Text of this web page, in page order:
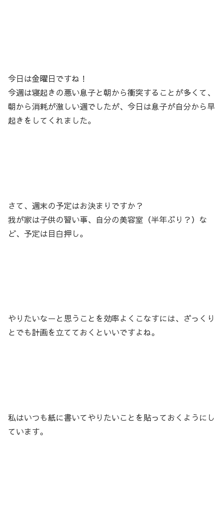
今日は金曜日ですね！
今週は寝起きの悪い息子と朝から衝突することが多くて、
朝から消耗が激しい週でしたが、今日は息子が自分から早
起きをしてくれました。
さて、週末の予定はお決まりですか？
我が家は子供の習い事、自分の美容室（半年ぶり？）な
ど、予定は目白押し。
やりたいなーと思うことを効率よくこなすには、ざっくり
とでも計画を立てておくといいですよね。
私はいつも紙に書いてやりたいことを貼っておくようにし
ています。